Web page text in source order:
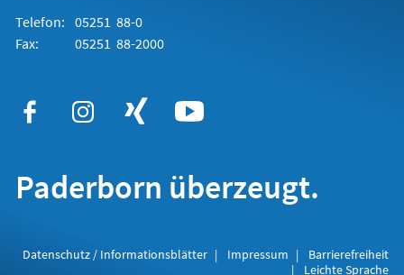
Telefon: 05251 88-0
Fax:
05251 88-2000
Paderborn überzeugt.
Datenschutz / Informationsblätter Impressum
Barrierefreiheit
Leichte Sprache